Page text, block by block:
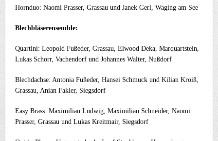
Hornduo: Naomi Prasser, Grassau und Janek Gerl, Waging am See
Blechbläserensemble:
Quartini: Leopold Fußeder, Grassau, Elwood Deka, Marquartstein,
Lukas Schorr, Vachendorf und Johannes Walter, Nußdorf
Blechdachse: Antonia Fußeder, Hansei Schmuck und Kilian Kroiß,
Grassau, Anian Fakler, Siegsdorf
Easy Brass: Maximilian Ludwig, Maximilian Schneider, Naomi
Prasser, Grassau und Lukas Kreitmair, Siegsdorf